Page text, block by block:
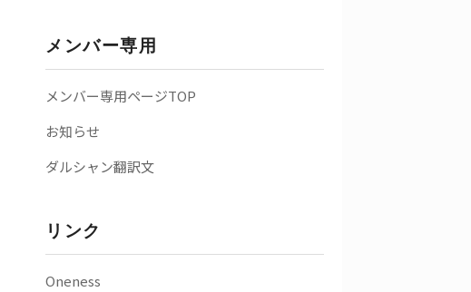
メンバー専用
メンバー専用ページTOP
お知らせ
ダルシャン翻訳文
リンク
Oneness